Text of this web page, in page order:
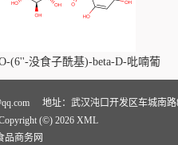
(6''-没食子酰基)-beta-D-吡喃葡
, Kaempferol 3-O-(6''-galloyl)-
glucopyranoside对照品, CAS
号:56317-05-6
地址：武汉沌口开发区车城南路
(©) 2026 XML
品商务网